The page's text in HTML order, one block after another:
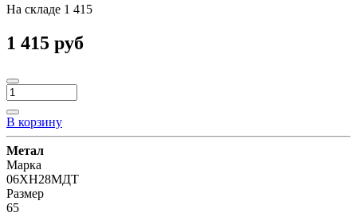
На складе 1 415
1 415 руб
В корзину
Метал
Марка
06ХН28МДТ
Размер
65